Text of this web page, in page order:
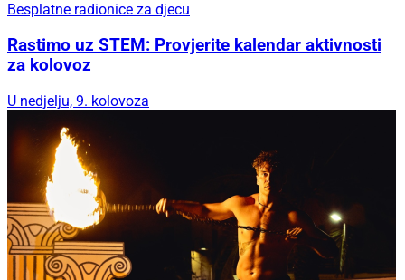
Besplatne radionice za djecu
Rastimo uz STEM: Provjerite kalendar aktivnosti
za kolovoz
U nedjelju, 9. kolovoza